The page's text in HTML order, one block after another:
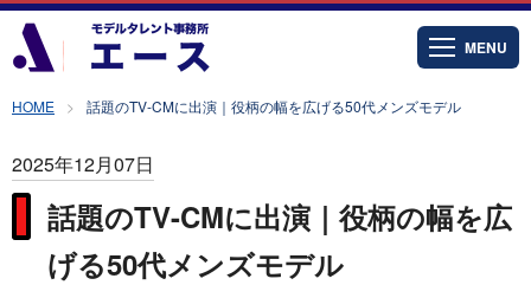
MENU
HOME 話題のTV-CMに出演｜役柄の幅を広げる50代メンズモデル
2025年12月07日
話題のTV-CMに出演｜役柄の幅を広
げる50代メンズモデル